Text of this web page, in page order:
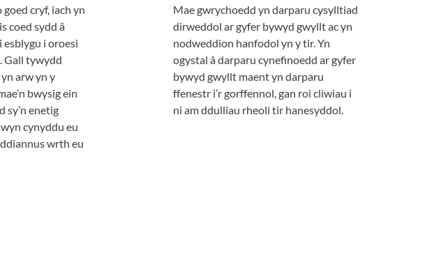
cryf, iach yn
coed sydd â
esblygu i oroesi
Gall tywydd
arw yn y
bwysig ein
sy’n enetig
cynyddu eu
wrth eu
Mae gwrychoedd yn darparu cysylltiad
dirweddol ar gyfer bywyd gwyllt ac yn
nodweddion hanfodol yn y tir. Yn
ogystal â darparu cynefinoedd ar gyfer
bywyd gwyllt maent yn darparu
ffenestr i’r gorffennol, gan roi cliwiau i
ni am ddulliau rheoli tir hanesyddol.